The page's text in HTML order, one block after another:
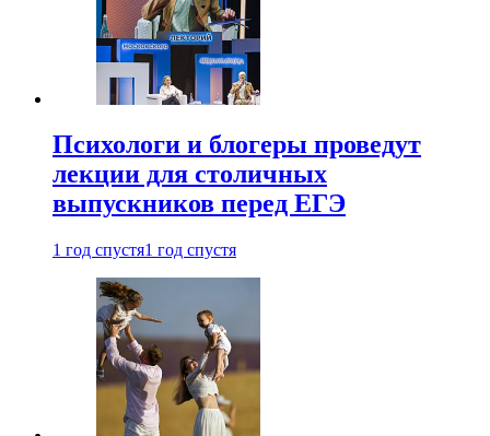
Психологи и блогеры проведут
лекции для столичных
выпускников перед ЕГЭ
1 год спустя1 год спустя